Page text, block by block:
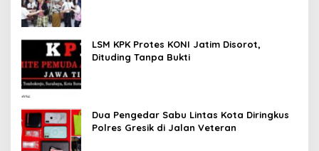
LSM KPK Protes KONI Jatim Disorot,
Dituding Tanpa Bukti
Dua Pengedar Sabu Lintas Kota Diringkus
Polres Gresik di Jalan Veteran